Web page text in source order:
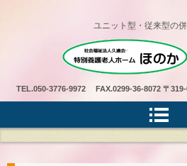
特別養護老人ホーム
ユニット型・従来型の併
TEL.050-3776-9972 FAX.0299-36-8072 〒